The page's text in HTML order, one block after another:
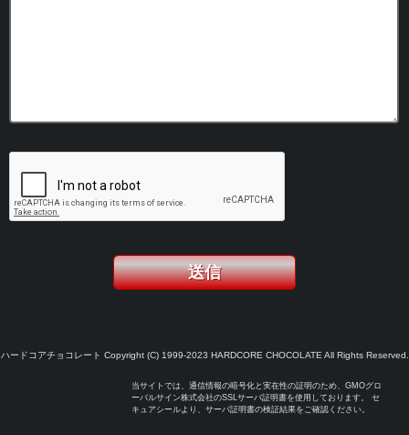
ハードコアチョコレート Copyright (C) 1999-2023 HARDCORE CHOCOLATE All Rights Reserved.
当サイトでは、通信情報の暗号化と実在性の証明のため、GMOグロ
ーバルサイン株式会社のSSLサーバ証明書を使用しております。 セ
キュアシールより、サーバ証明書の検証結果をご確認ください。